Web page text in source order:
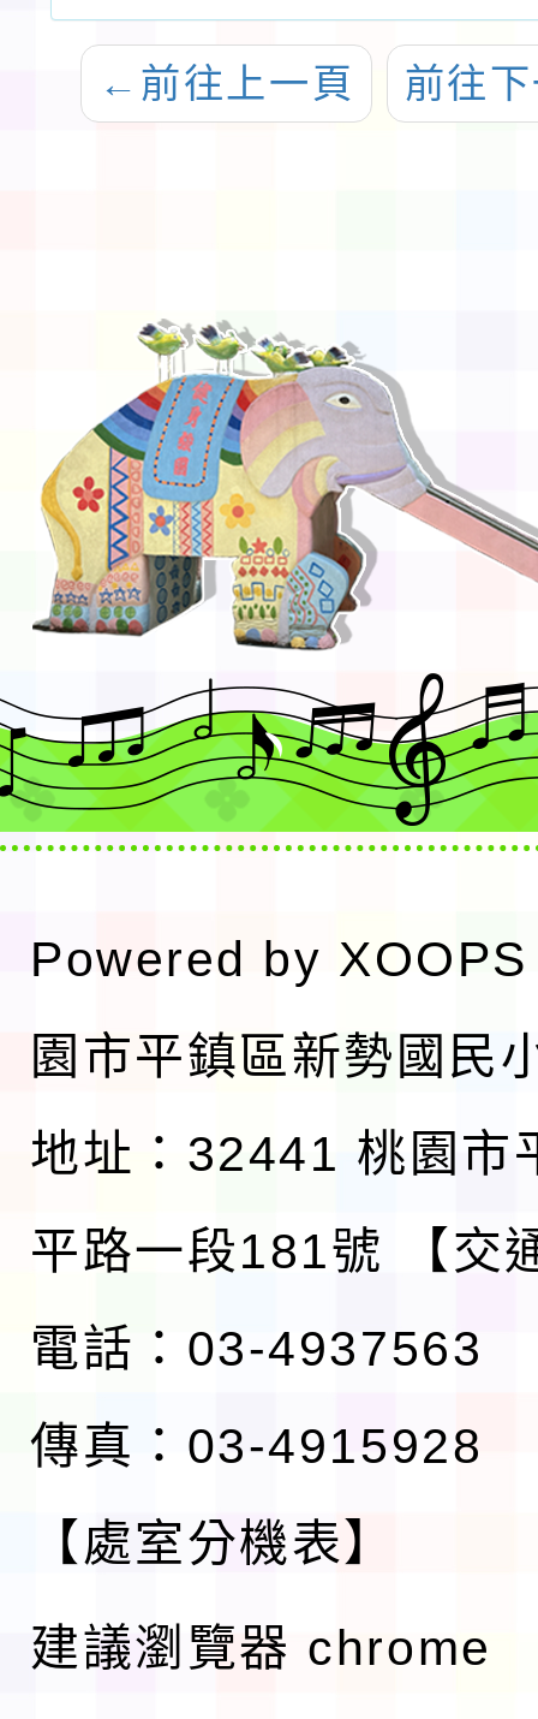
← 前往上一頁 前往
Powered by XOOPS
園市平鎮區新勢國民
地址：32441 桃園市
平路一段181號
【交
電話：03-4937563
傳真：03-4915928
【處室分機表】
建議瀏覽器 chrome